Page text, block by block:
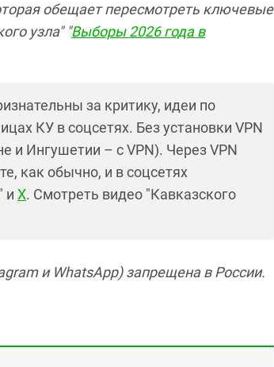
обещает пересмотреть ключевые
узла" "Выборы 2026 года в
за критику, идеи по
КУ в соцсетях. Без установки VPN
и Ингушетии – с VPN). Через VPN
как обычно, и в соцсетях
" и X. Смотреть видео "Кавказского
и WhatsApp) запрещена в России.